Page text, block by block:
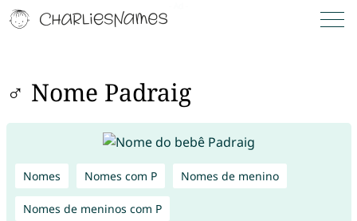
♂ Nome Padraig
Nomes Nomes com P Nomes de menino
Nomes de meninos com P